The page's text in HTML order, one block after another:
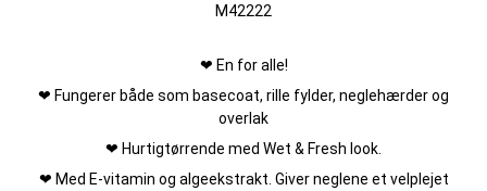
M42222
❤ En for alle!
❤ Fungerer både som basecoat, rille fylder, neglehærder og
overlak
❤ Hurtigtørrende med Wet & Fresh look.
❤ Med E-vitamin og algeekstrakt. Giver neglene et velplejet